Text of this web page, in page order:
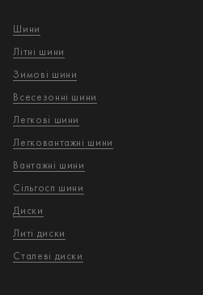
Шини
Літні шини
Зимові шини
Всесезонні шини
Легкові шини
Легковантажнi шини
Вантажнi шини
Сільгосп шини
Диски
Литі диски
Сталеві диски